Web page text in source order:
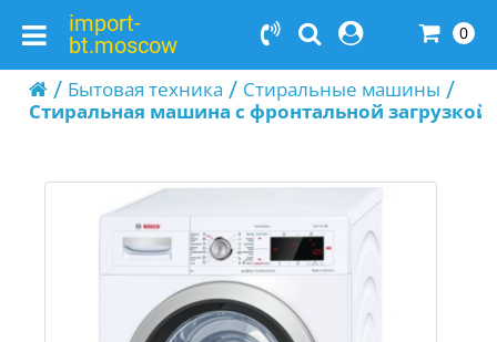
import-
bt.moscow
0
Бытовая техника
Стиральные машины
Стиральная машина с фронтальной загрузкой